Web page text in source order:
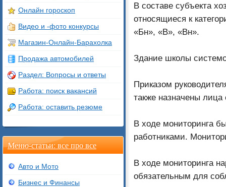
В составе субъекта
относящиеся к
«Бн», «В», «Вн».
Здание школы
Приказом
также назначены лица
В ходе мониторинга
работниками.
В ходе мониторинга
обязательным для
Онлайн гороскоп
Видео и -фото конкурсы
Магазин-Онлайн-Барахолка
Продажа автомобилей
Раздел: Вопросы и ответы
Работа: поиск вакансий
Работа: оставить резюме
Меню-статьи: все про все
Авто и Мото
Бизнес и Финансы